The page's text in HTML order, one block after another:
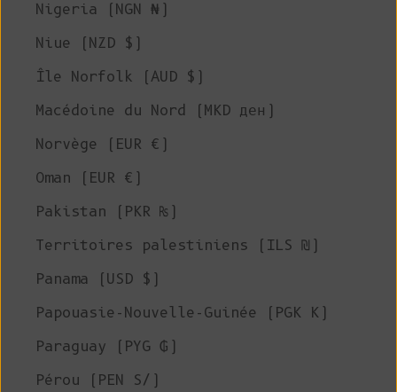
Nigeria (NGN ₦)
Niue (NZD $)
Île Norfolk (AUD $)
Macédoine du Nord (MKD ден)
Norvège (EUR €)
Oman (EUR €)
Pakistan (PKR ₨)
Territoires palestiniens (ILS ₪)
Panama (USD $)
Papouasie-Nouvelle-Guinée (PGK K)
Paraguay (PYG ₲)
Pérou (PEN S/)